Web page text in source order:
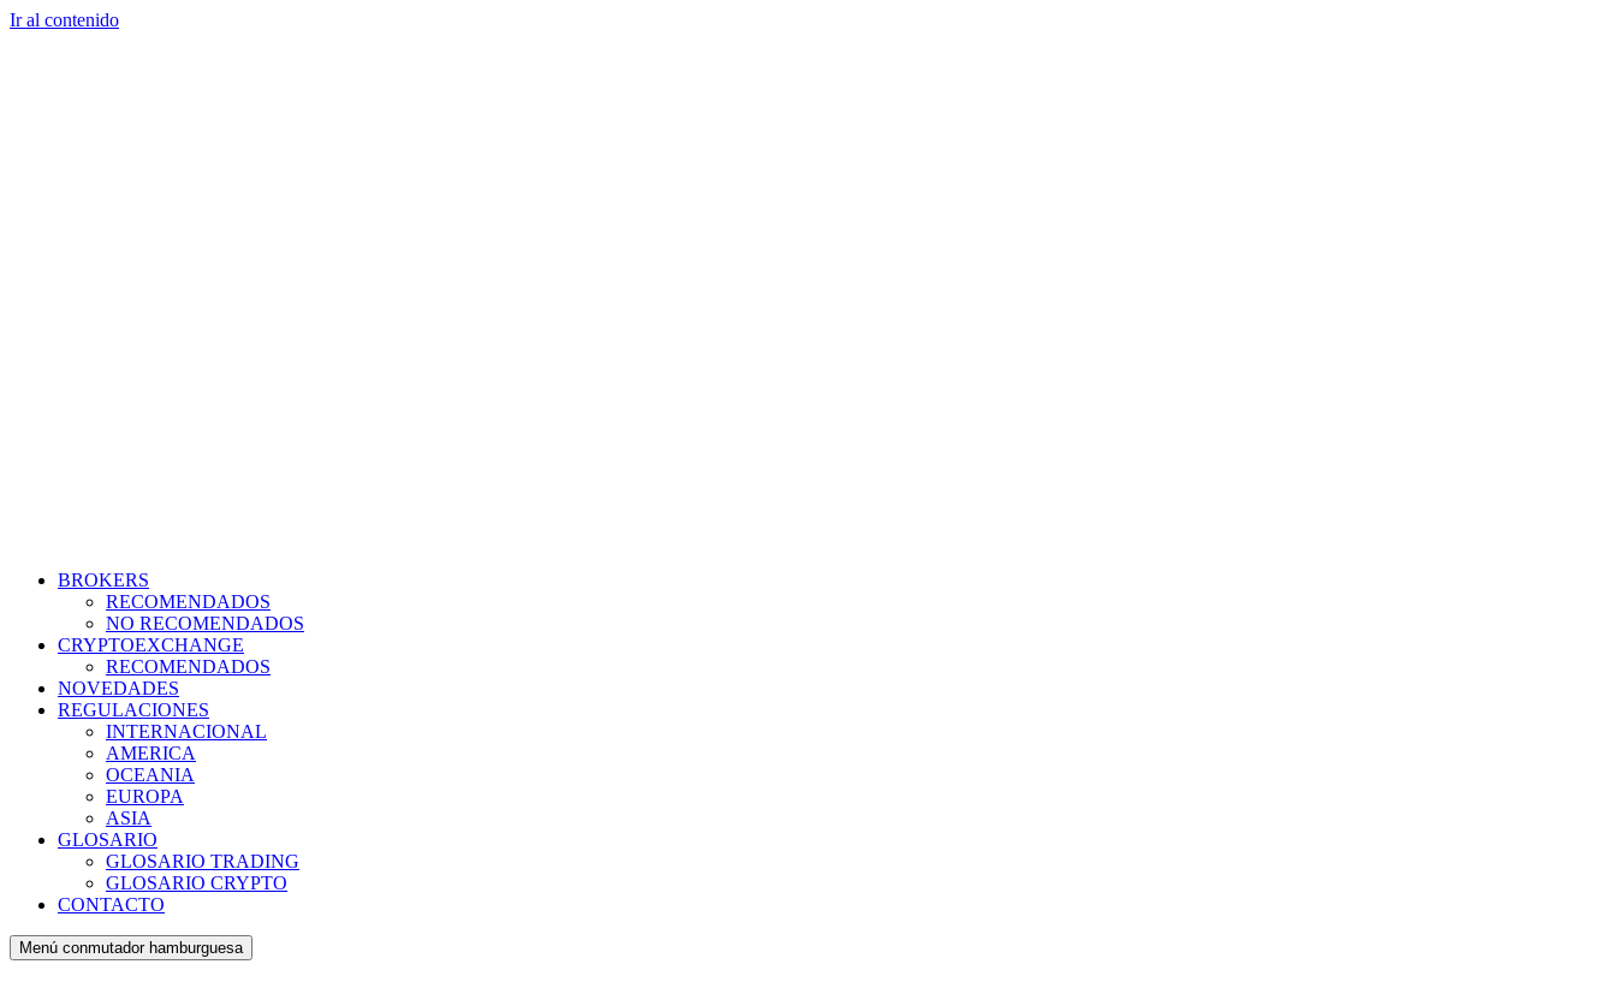
Ir al contenido
BROKERS
RECOMENDADOS
NO RECOMENDADOS
CRYPTOEXCHANGE
RECOMENDADOS
NOVEDADES
REGULACIONES
INTERNACIONAL
AMERICA
OCEANIA
EUROPA
ASIA
GLOSARIO
GLOSARIO TRADING
GLOSARIO CRYPTO
CONTACTO
Menú conmutador hamburguesa